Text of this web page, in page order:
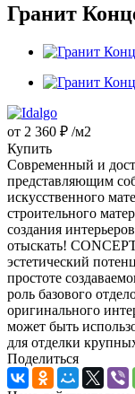
Гранит
от 2 360 ₽ /м2
Купить
Современный и
представляющим
искусственного
строительного
создания
отыскать!
эстетический
простоте
роль базового
оригинального
может быть
для отделки
Поделиться